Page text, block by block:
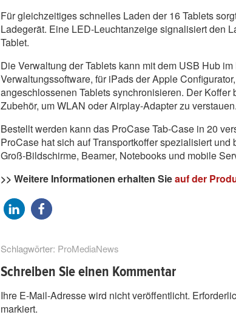
Für gleichzeitiges schnelles Laden der 16 Tablets
Ladegerät. Eine LED-Leuchtanzeige signalisiert den
Tablet.
Die Verwaltung der Tablets kann mit dem USB Hub
Verwaltungssoftware, für iPads der Apple
angeschlossenen Tablets synchronisieren. Der Koffer
Zubehör, um WLAN oder Airplay-Adapter zu verstauen.
Bestellt werden kann das ProCase Tab-Case in 20
ProCase hat sich auf Transportkoffer spezialisiert und
Groß-Bildschirme, Beamer, Notebooks und mobile
>> Weitere Informationen erhalten Sieauf der
Schlagwörter: ProMediaNews
Schreiben Sie einen Kommentar
Ihre E-Mail-Adresse wird nicht veröffentlicht.
markiert.